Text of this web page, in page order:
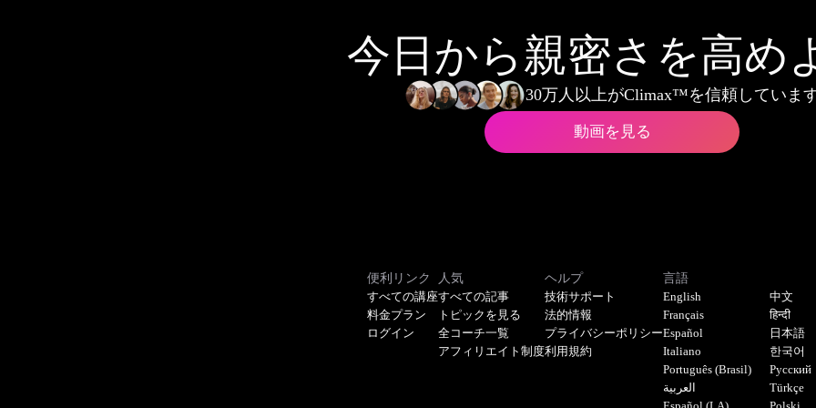
今日から親密さを高め
30万人以上がClimax™を信頼していま
動画を見る
便利リンク
すべての講座
料金プラン
ログイン
人気
すべての記事
トピックを見る
全コーチ一覧
アフィリエイト制度
ヘルプ
技術サポート
法的情報
プライバシーポリシー
利用規約
言語
English
Français
Español
Italiano
Português (Brasil)
العربية
中文
हिन्दी
日本語
한국어
Русский
Türkçe